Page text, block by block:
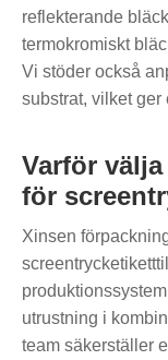
reflekterande
termokromiskt
Vi stöder också
substrat, vilket
Varför
för
Xinsen
utrustning i
team säkerställer